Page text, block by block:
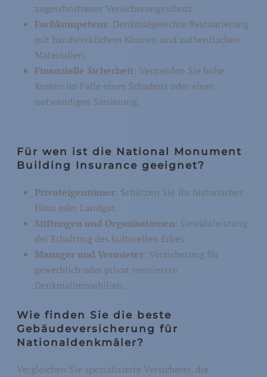
zugeschnittener Versicherungsschutz.
Fachkompetenz: Denkmalgerechte Restaurierung
mit handwerklichem Können und authentischen
Materialien.
Finanzielle Sicherheit: Vermeiden Sie hohe
Kosten im Falle eines Schadens oder einer
notwendigen Sanierung.
Für wen ist die National Monument
Building Insurance geeignet?
Privateigentümer: Schützen Sie Ihr historisches
Haus oder Landgut.
Stiftungen und Organisationen: Gewährleistung
der Erhaltung des kulturellen Erbes.
Manager und Vermieter: Versicherung für
gewerblich oder privat vermietete
Denkmalimmobilien.
Wie finden Sie die beste
Gebäudeversicherung für
Nationaldenkmäler?
Vergleichen Sie spezialisierte Versicherer, die